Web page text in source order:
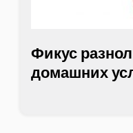
Фикус
домашних